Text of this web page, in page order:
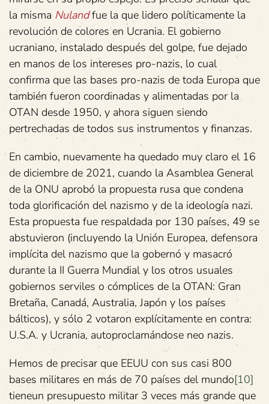
la misma Nulandfue la que lidero políticamente la
revolución de colores en Ucrania. El gobierno
ucraniano, instalado después del golpe, fue dejado
en manos de los intereses pro-nazis, lo cual
confirma que las bases pro-nazis de toda Europa que
también fueron coordinadas y alimentadas por la
OTAN desde 1950, y ahora siguen siendo
pertrechadas de todos sus instrumentos y finanzas.
En cambio, nuevamente ha quedado muy claro el 16
de diciembre de 2021, cuando la Asamblea General
de la ONU aprobó la propuesta rusa que condena
toda glorificación del nazismo y de la ideología nazi.
Esta propuesta fue respaldada por 130 países, 49 se
abstuvieron (incluyendo la Unión Europea, defensora
implícita del nazismo que la gobernó y masacró
durante la II Guerra Mundial y los otros usuales
gobiernos serviles o cómplices de la OTAN: Gran
Bretaña, Canadá, Australia, Japón y los países
bálticos), y sólo 2 votaron explícitamente en contra:
U.S.A. y Ucrania, autoproclamándose neo nazis.
Hemos de precisar que EEUU con sus casi 800
bases militares en más de 70 países del mundo[10]
tieneun presupuesto militar 3 veces más grande que